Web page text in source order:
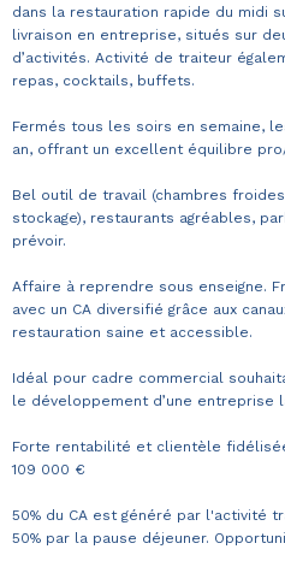
dans la restauration rapide du midi
livraison en entreprise, situés sur
d’activités. Activité de traiteur
repas, cocktails, buffets.
Fermés tous les soirs en semaine,
an, offrant un excellent équilibre
Bel outil de travail (chambres
stockage), restaurants agréables,
prévoir.
Affaire à reprendre sous enseigne.
avec un CA diversifié grâce aux
restauration saine et accessible.
Idéal pour cadre commercial
le développement d’une entreprise
Forte rentabilité et clientèle
109 000 €
50% du CA est généré par l'activité
50% par la pause déjeuner.